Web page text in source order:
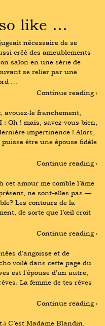
like …
nécessaire de se
créé des ameublements
salon en une série de
se relier par une
…
Continue reading ›
avouez-le franchement,
Oh ! mais, savez-vous bien,
impertinence ! Alors,
être une épouse fidèle
Continue reading ›
amour me comble l’âme
ne sont-elles pas —
Les contours de la
de sorte que l’œil croit
Continue reading ›
d'angoisse et de
voilé dans cette page du
est l'épouse d'un autre,
La femme de tes rêves
Continue reading ›
C’est Madame Blandin,